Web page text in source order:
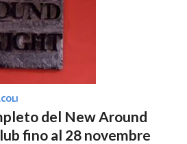
del New Around
fino al 28 novembre